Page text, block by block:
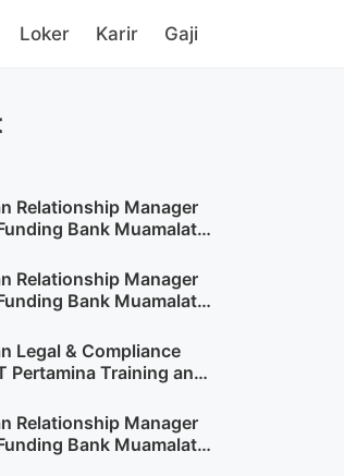
Loker Karir Gaji
Relationship Manager
Bank Muamalat
Tahun 2025
Relationship Manager
Bank Muamalat
Tahun 2025 (Apply
Legal & Compliance
Pertamina Training and
Lebak Tahun 2025
Relationship Manager
Bank Muamalat
2025 (Lamar